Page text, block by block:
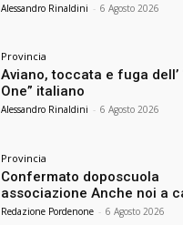
Alessandro Rinaldini - 6 Agosto 2026
Provincia
Aviano, toccata e fuga dell’
One” italiano
Alessandro Rinaldini - 6 Agosto 2026
Provincia
Confermato doposcuola
associazione Anche noi a
Redazione Pordenone - 6 Agosto 2026